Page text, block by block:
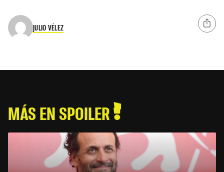
JULIO VÉLEZ
MÁS EN SPOILER